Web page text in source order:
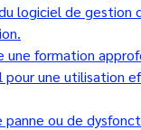
logiciel de gestion
une formation
pour une utilisation
panne ou de